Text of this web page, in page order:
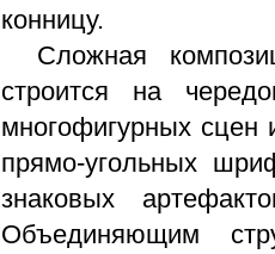
конницу.
Сложная
строится на
многофигурных сцен
прямо-угольных
знаковых
Объединяющим